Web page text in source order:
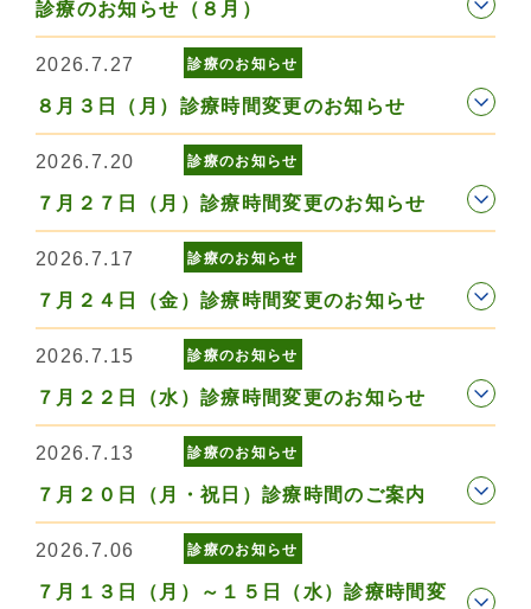
診療のお知らせ（８月）
2026.7.27 診療のお知らせ
８月３日（月）診療時間変更のお知らせ
2026.7.20 診療のお知らせ
７月２７日（月）診療時間変更のお知らせ
2026.7.17 診療のお知らせ
７月２４日（金）診療時間変更のお知らせ
2026.7.15 診療のお知らせ
７月２２日（水）診療時間変更のお知らせ
2026.7.13 診療のお知らせ
７月２０日（月・祝日）診療時間のご案内
2026.7.06 診療のお知らせ
７月１３日（月）～１５日（水）診療時間変